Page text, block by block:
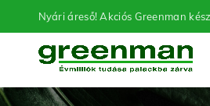
Nyári áreső! Akciós Greenman